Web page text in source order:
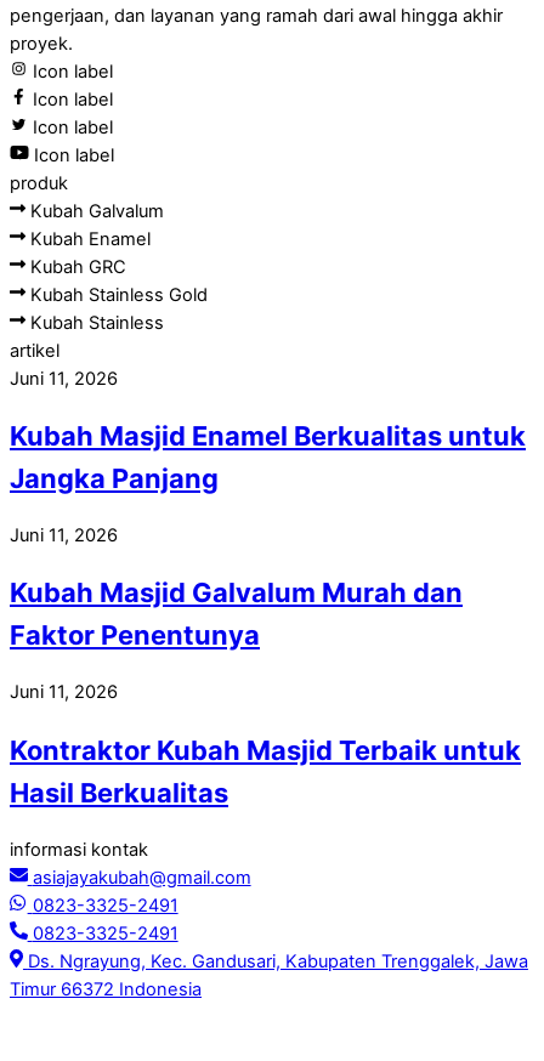
pengerjaan, dan layanan yang ramah dari awal hingga akhir
proyek.
Icon label
Icon label
Icon label
Icon label
produk
Kubah Galvalum
Kubah Enamel
Kubah GRC
Kubah Stainless Gold
Kubah Stainless
artikel
Juni 11, 2026
Kubah Masjid Enamel Berkualitas untuk
Jangka Panjang
Juni 11, 2026
Kubah Masjid Galvalum Murah dan
Faktor Penentunya
Juni 11, 2026
Kontraktor Kubah Masjid Terbaik untuk
Hasil Berkualitas
informasi kontak
asiajayakubah@gmail.com
0823-3325-2491
0823-3325-2491
Ds. Ngrayung, Kec. Gandusari, Kabupaten Trenggalek, Jawa
Timur 66372 Indonesia